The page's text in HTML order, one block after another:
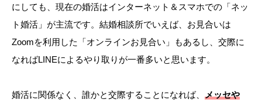
にしても、現在の婚活はインターネット＆スマホでの「ネッ
ト婚活」が主流です。結婚相談所でいえば、お見合いは
Zoomを利用した「オンラインお見合い」もあるし、交際に
なればLINEによるやり取りが一番多いと思います。
婚活に関係なく、誰かと交際することになれば、 メッセや